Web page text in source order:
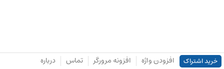
خرید اشتراک افزودن واژه افزونه مرورگر تماس درباره